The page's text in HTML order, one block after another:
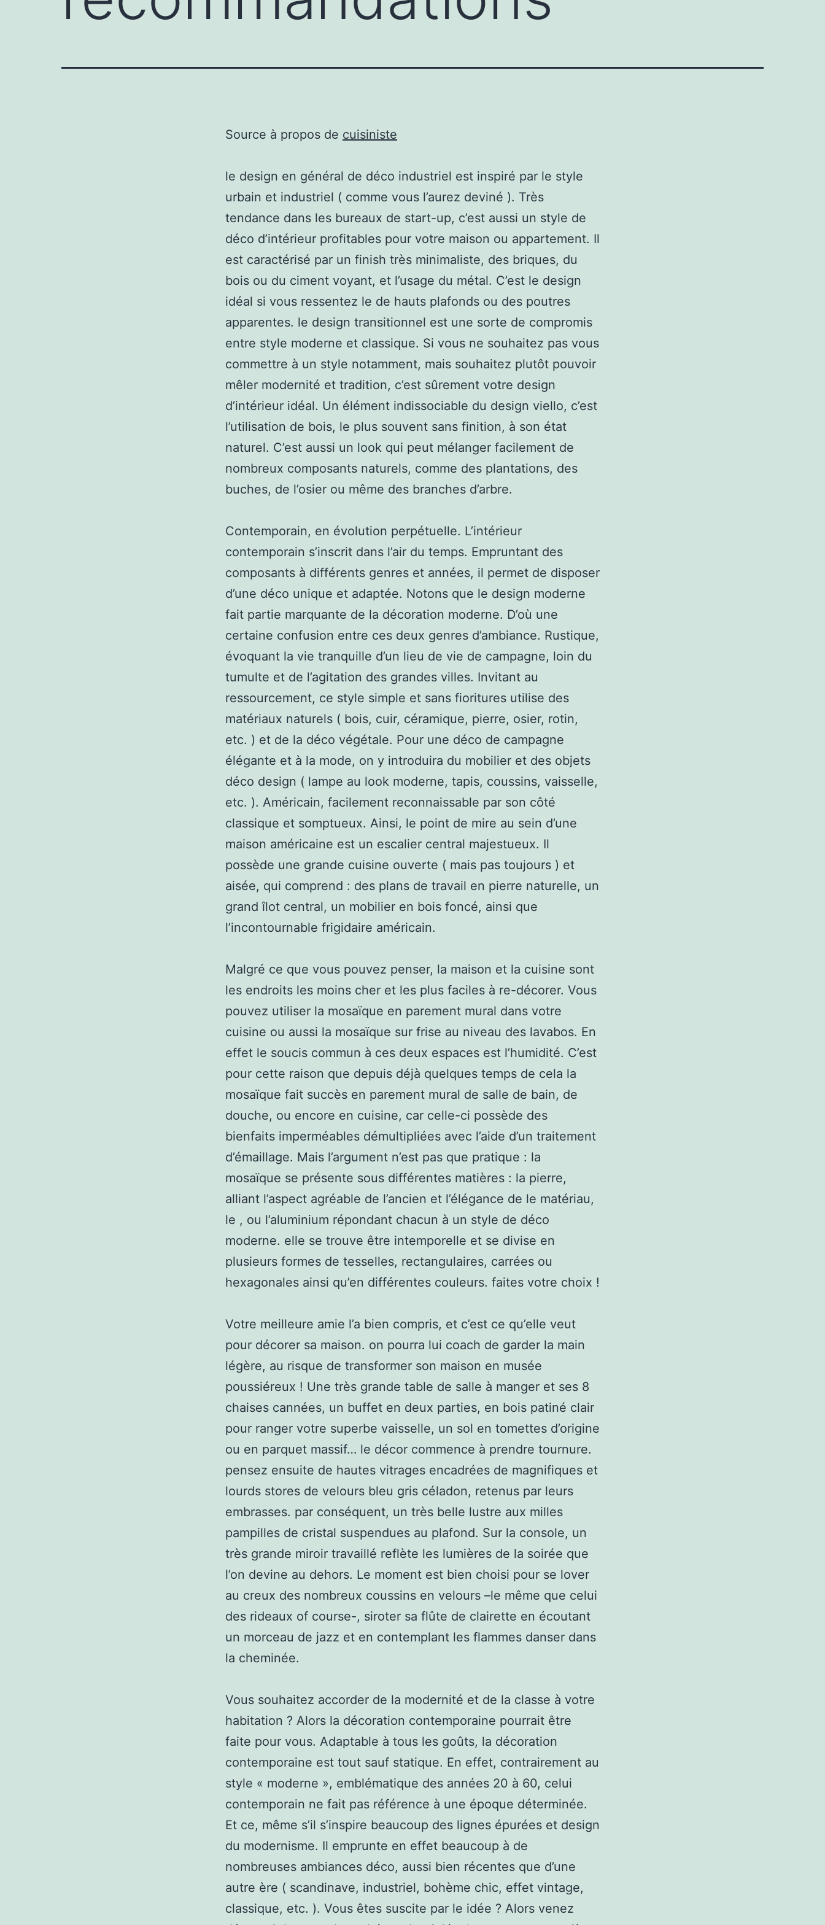
Source à propos de cuisiniste
le design en général de déco industriel est inspiré par le style
urbain et industriel ( comme vous l’aurez deviné ). Très
tendance dans les bureaux de start-up, c’est aussi un style de
déco d’intérieur profitables pour votre maison ou appartement. Il
est caractérisé par un finish très minimaliste, des briques, du
bois ou du ciment voyant, et l’usage du métal. C’est le design
idéal si vous ressentez le de hauts plafonds ou des poutres
apparentes. le design transitionnel est une sorte de compromis
entre style moderne et classique. Si vous ne souhaitez pas vous
commettre à un style notamment, mais souhaitez plutôt pouvoir
mêler modernité et tradition, c’est sûrement votre design
d’intérieur idéal. Un élément indissociable du design viello, c’est
l’utilisation de bois, le plus souvent sans finition, à son état
naturel. C’est aussi un look qui peut mélanger facilement de
nombreux composants naturels, comme des plantations, des
buches, de l’osier ou même des branches d’arbre.
Contemporain, en évolution perpétuelle. L’intérieur
contemporain s’inscrit dans l’air du temps. Empruntant des
composants à différents genres et années, il permet de disposer
d’une déco unique et adaptée. Notons que le design moderne
fait partie marquante de la décoration moderne. D’où une
certaine confusion entre ces deux genres d’ambiance. Rustique,
évoquant la vie tranquille d’un lieu de vie de campagne, loin du
tumulte et de l’agitation des grandes villes. Invitant au
ressourcement, ce style simple et sans fioritures utilise des
matériaux naturels ( bois, cuir, céramique, pierre, osier, rotin,
etc. ) et de la déco végétale. Pour une déco de campagne
élégante et à la mode, on y introduira du mobilier et des objets
déco design ( lampe au look moderne, tapis, coussins, vaisselle,
etc. ). Américain, facilement reconnaissable par son côté
classique et somptueux. Ainsi, le point de mire au sein d’une
maison américaine est un escalier central majestueux. Il
possède une grande cuisine ouverte ( mais pas toujours ) et
aisée, qui comprend : des plans de travail en pierre naturelle, un
grand îlot central, un mobilier en bois foncé, ainsi que
l’incontournable frigidaire américain.
Malgré ce que vous pouvez penser, la maison et la cuisine sont
les endroits les moins cher et les plus faciles à re-décorer. Vous
pouvez utiliser la mosaïque en parement mural dans votre
cuisine ou aussi la mosaïque sur frise au niveau des lavabos. En
effet le soucis commun à ces deux espaces est l’humidité. C’est
pour cette raison que depuis déjà quelques temps de cela la
mosaïque fait succès en parement mural de salle de bain, de
douche, ou encore en cuisine, car celle-ci possède des
bienfaits imperméables démultipliées avec l’aide d’un traitement
d’émaillage. Mais l’argument n’est pas que pratique : la
mosaïque se présente sous différentes matières : la pierre,
alliant l’aspect agréable de l’ancien et l’élégance de le matériau,
le , ou l’aluminium répondant chacun à un style de déco
moderne. elle se trouve être intemporelle et se divise en
plusieurs formes de tesselles, rectangulaires, carrées ou
hexagonales ainsi qu’en différentes couleurs. faites votre choix !
Votre meilleure amie l’a bien compris, et c’est ce qu’elle veut
pour décorer sa maison. on pourra lui coach de garder la main
légère, au risque de transformer son maison en musée
poussiéreux ! Une très grande table de salle à manger et ses 8
chaises cannées, un buffet en deux parties, en bois patiné clair
pour ranger votre superbe vaisselle, un sol en tomettes d’origine
ou en parquet massif… le décor commence à prendre tournure.
pensez ensuite de hautes vitrages encadrées de magnifiques et
lourds stores de velours bleu gris céladon, retenus par leurs
embrasses. par conséquent, un très belle lustre aux milles
pampilles de cristal suspendues au plafond. Sur la console, un
très grande miroir travaillé reflète les lumières de la soirée que
l’on devine au dehors. Le moment est bien choisi pour se lover
au creux des nombreux coussins en velours –le même que celui
des rideaux of course-, siroter sa flûte de clairette en écoutant
un morceau de jazz et en contemplant les flammes danser dans
la cheminée.
Vous souhaitez accorder de la modernité et de la classe à votre
habitation ? Alors la décoration contemporaine pourrait être
faite pour vous. Adaptable à tous les goûts, la décoration
contemporaine est tout sauf statique. En effet, contrairement au
style « moderne », emblématique des années 20 à 60, celui
contemporain ne fait pas référence à une époque déterminée.
Et ce, même s’il s’inspire beaucoup des lignes épurées et design
du modernisme. Il emprunte en effet beaucoup à de
nombreuses ambiances déco, aussi bien récentes que d’une
autre ère ( scandinave, industriel, bohème chic, effet vintage,
classique, etc. ). Vous êtes suscite par le idée ? Alors venez